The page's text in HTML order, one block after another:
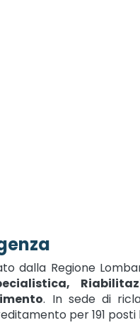
dalla Regione
. In sede di
per 191 posti